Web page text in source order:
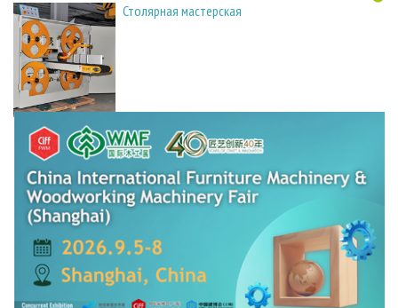
Столярная мастерская